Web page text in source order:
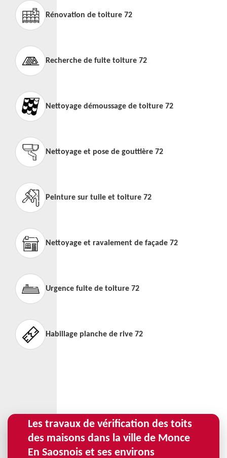
Rénovation de toiture 72
Recherche de fuite toiture 72
Nettoyage démoussage de toiture 72
Nettoyage et pose de gouttière 72
Peinture sur tuile et toiture 72
Nettoyage et ravalement de façade 72
Urgence fuite de toiture 72
Habillage planche de rive 72
Les travaux de vérification des toits
des maisons dans la ville de Monce
En Saosnois et ses environs